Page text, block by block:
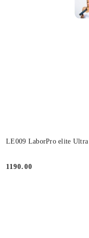
LE009 LaborPro elite
Cena:
1190.00